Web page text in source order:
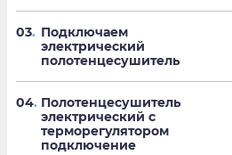
03. Подключаем
электрический
полотенцесушитель
04. Полотенцесушитель
электрический с
терморегулятором
подключение